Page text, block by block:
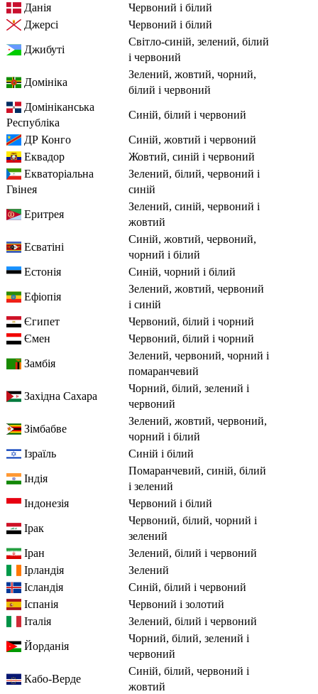
Данія
червоний і білий
Джерсі
червоний і білий
Джибуті
світло-синій, зелений, білий
і червоний
Домініка
зелений, жовтий, чорний,
білий і червоний
Домініканська
Республіка
синій, білий і червоний
ДР Конго
синій, жовтий і червоний
Еквадор
жовтий, синій і червоний
Екваторіальна
Гвінея
зелений, білий, червоний і
синій
Еритрея
зелений, синій, червоний і
жовтий
Есватіні
синій, жовтий, червоний,
чорний і білий
Естонія
синій, чорний і білий
Ефіопія
зелений, жовтий, червоний
і синій
Єгипет
червоний, білий і чорний
Ємен
червоний, білий і чорний
Замбія
зелений, червоний, чорний і
помаранчевий
Західна Сахара
чорний, білий, зелений і
червоний
Зімбабве
зелений, жовтий, червоний,
чорний і білий
Ізраїль
синій і білий
Індія
помаранчевий, синій, білий
і зелений
Індонезія
червоний і білий
Ірак
червоний, білий, чорний і
зелений
Іран
зелений, білий і червоний
Ірландія
зелений
Ісландія
синій, білий і червоний
Іспанія
червоний і золотий
Італія
зелений, білий і червоний
Йорданія
чорний, білий, зелений і
червоний
Кабо-Верде
синій, білий, червоний і
жовтий